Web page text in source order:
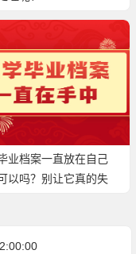
业档案一直放在自己
以吗？别让它真的失